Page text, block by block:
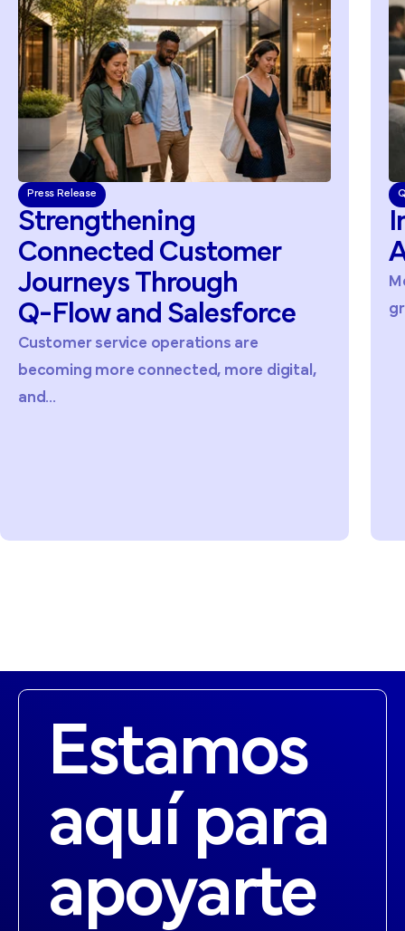
Press Release
Strengthening
Connected Customer
Journeys Through
Q-Flow and Salesforce
Customer service operations are
becoming more connected, more digital,
and...
Estamos
aquí para
apoyarte